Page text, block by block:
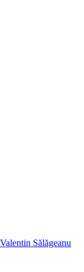
Sălăgeanu